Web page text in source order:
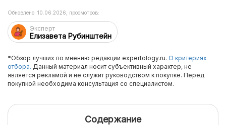
Эксперт
Елизавета Рубинштейн
Обновлено: 10.06.2026, просмотров:
*Обзор лучших по мнению редакции expertology.ru. О критериях
отбора. Данный материал носит субъективный характер, не
является рекламой и не служит руководством к покупке. Перед
покупкой необходима консультация со специалистом.
Содержание